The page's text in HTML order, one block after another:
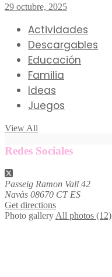
29 octubre, 2025
Actividades
Descargables
Educación
Familia
Ideas
Juegos
View All
Redes Sociales
Passeig Ramon Vall 42
Navàs 08670 CT ES
Get directions
Photo gallery All photos (12)